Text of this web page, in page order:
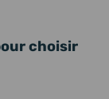
choisir